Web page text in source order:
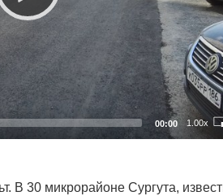
00:00 1.00x
30 микрорайоне Сургута,